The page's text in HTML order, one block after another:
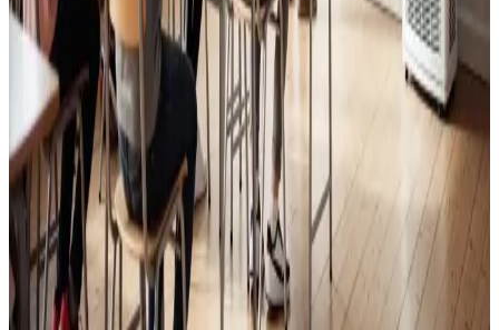
Skoleventilation
Frisk luft og bedre koncentration i skoler og institutioner
i Guderup.
Læs mere